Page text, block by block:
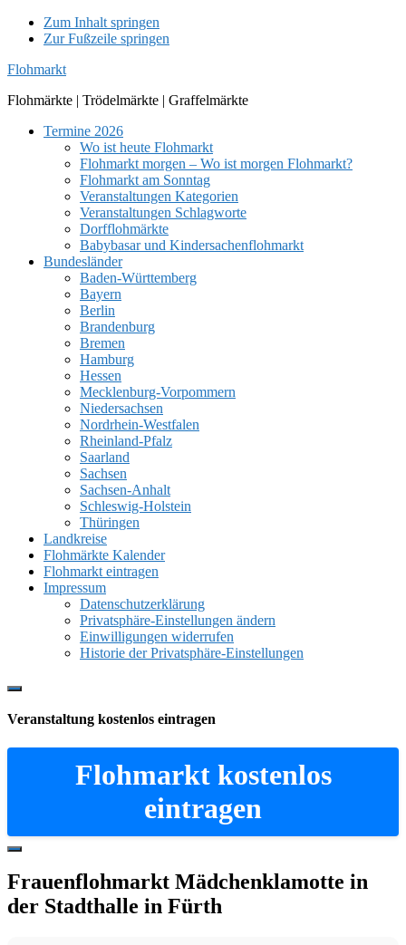
Zum Inhalt springen
Zur Fußzeile springen
Flohmarkt
Flohmärkte | Trödelmärkte | Graffelmärkte
Termine 2026
Wo ist heute Flohmarkt
Flohmarkt morgen – Wo ist morgen Flohmarkt?
Flohmarkt am Sonntag
Veranstaltungen Kategorien
Veranstaltungen Schlagworte
Dorfflohmärkte
Babybasar und Kindersachenflohmarkt
Bundesländer
Baden-Württemberg
Bayern
Berlin
Brandenburg
Bremen
Hamburg
Hessen
Mecklenburg-Vorpommern
Niedersachsen
Nordrhein-Westfalen
Rheinland-Pfalz
Saarland
Sachsen
Sachsen-Anhalt
Schleswig-Holstein
Thüringen
Landkreise
Flohmärkte Kalender
Flohmarkt eintragen
Impressum
Datenschutzerklärung
Privatsphäre-Einstellungen ändern
Einwilligungen widerrufen
Historie der Privatsphäre-Einstellungen
Show
Content
Veranstaltung kostenlos eintragen
Flohmarkt kostenlos
eintragen
Hide
Content
Frauenflohmarkt Mädchenklamotte in
der Stadthalle in Fürth